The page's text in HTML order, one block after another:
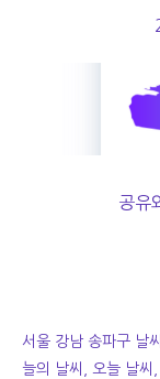
공유
서울 강남 송파구 날
늘의 날씨, 오늘 날